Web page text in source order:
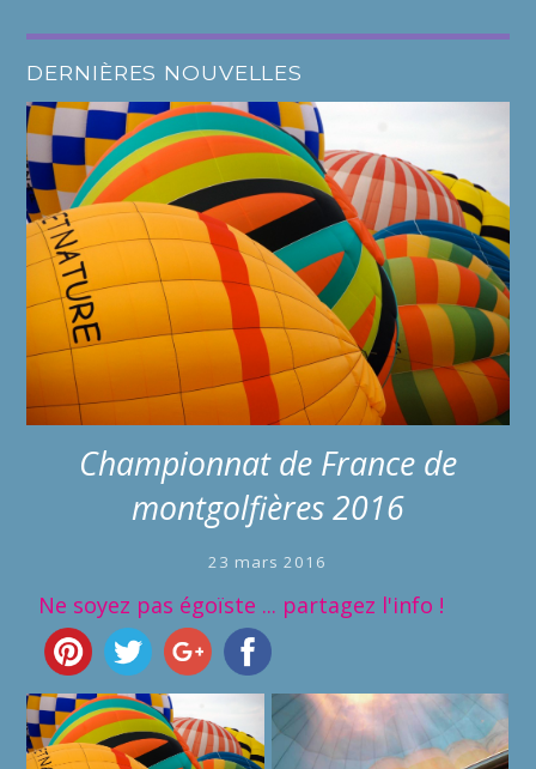
DERNIÈRES NOUVELLES
Championnat de France de
montgolfières 2016
23 mars 2016
Ne soyez pas égoïste ... partagez l'info !